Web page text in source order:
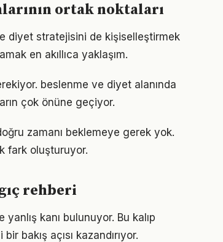
ortak noktaları
diyet stratejisini de kişiselleştirmek
en akıllıca yaklaşım.
beslenme ve diyet alanında
çok önüne geçiyor.
zamanı beklemeye gerek yok.
fark oluşturuyor.
rehberi
kanı bulunuyor. Bu kalıp
bakış açısı kazandırıyor.